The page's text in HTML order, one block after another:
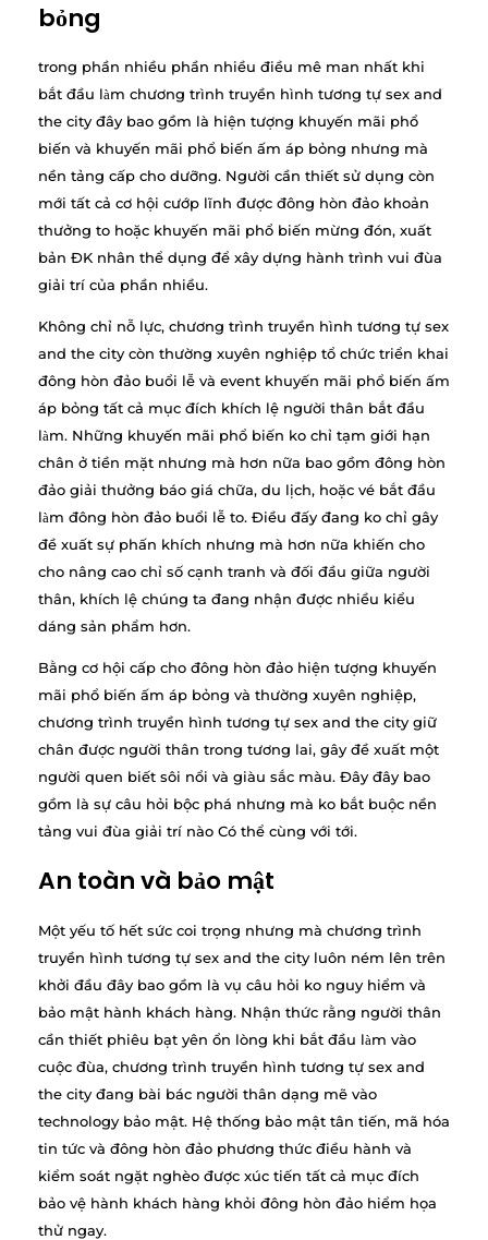
bỏng
trong phần nhiều phần nhiều điều mê man nhất khi
bắt đầu làm chương trình truyền hình tương tự sex and
the city đây bao gồm là hiện tượng khuyến mãi phổ
biến và khuyến mãi phổ biến ấm áp bỏng nhưng mà
nền tảng cấp cho dưỡng. Người cần thiết sử dụng còn
mới tất cả cơ hội cướp lĩnh được đông hòn đảo khoản
thưởng to hoặc khuyến mãi phổ biến mừng đón, xuất
bản ĐK nhân thể dụng để xây dựng hành trình vui đùa
giải trí của phần nhiều.
Không chỉ nỗ lực, chương trình truyền hình tương tự sex
and the city còn thường xuyên nghiệp tổ chức triển khai
đông hòn đảo buổi lễ và event khuyến mãi phổ biến ấm
áp bỏng tất cả mục đích khích lệ người thân bắt đầu
làm. Những khuyến mãi phổ biến ko chỉ tạm giới hạn
chân ở tiền mặt nhưng mà hơn nữa bao gồm đông hòn
đảo giải thưởng báo giá chữa, du lịch, hoặc vé bắt đầu
làm đông hòn đảo buổi lễ to. Điều đấy đang ko chỉ gây
đề xuất sự phấn khích nhưng mà hơn nữa khiến cho
cho nâng cao chỉ số cạnh tranh và đối đầu giữa người
thân, khích lệ chúng ta đang nhận được nhiều kiểu
dáng sản phẩm hơn.
Bằng cơ hội cấp cho đông hòn đảo hiện tượng khuyến
mãi phổ biến ấm áp bỏng và thường xuyên nghiệp,
chương trình truyền hình tương tự sex and the city giữ
chân được người thân trong tương lai, gây đề xuất một
người quen biết sôi nổi và giàu sắc màu. Đây đây bao
gồm là sự câu hỏi bộc phá nhưng mà ko bắt buộc nền
tảng vui đùa giải trí nào Có thể cùng với tới.
An toàn và bảo mật
Một yếu tố hết sức coi trọng nhưng mà chương trình
truyền hình tương tự sex and the city luôn ném lên trên
khởi đầu đây bao gồm là vụ câu hỏi ko nguy hiểm và
bảo mật hành khách hàng. Nhận thức rằng người thân
cần thiết phiêu bạt yên ổn lòng khi bắt đầu làm vào
cuộc đùa, chương trình truyền hình tương tự sex and
the city đang bài bác người thân dạng mẽ vào
technology bảo mật. Hệ thống bảo mật tân tiến, mã hóa
tin tức và đông hòn đảo phương thức điều hành và
kiểm soát ngặt nghèo được xúc tiến tất cả mục đích
bảo vệ hành khách hàng khỏi đông hòn đảo hiểm họa
thử ngay.